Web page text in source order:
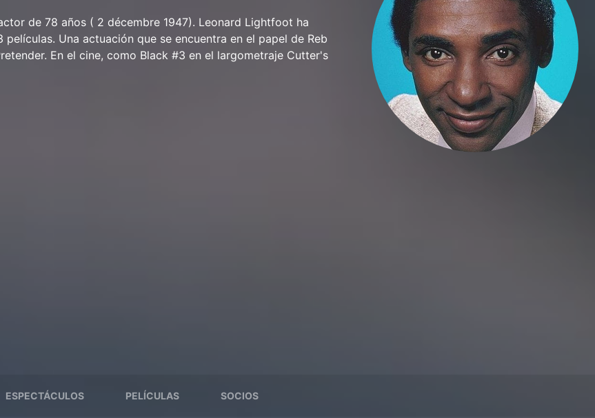
de 78 años ( 2 décembre 1947). Leonard Lightfoot ha
películas. Una actuación que se encuentra en el papel de Reb
En el cine, como Black #3 en el largometraje Cutter's
ESPECTÁCULOS PELÍCULAS SOCIOS